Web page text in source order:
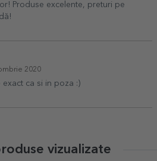
Produse excelente, preturi pe
2020
ca si in poza :)
vizualizate